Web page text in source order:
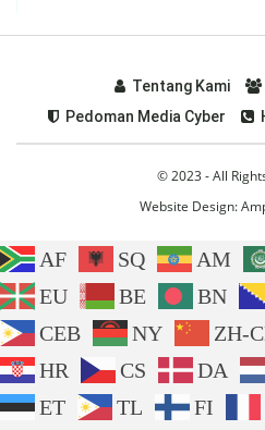
Tentang Kami
Pedoman Media Cyber
© 2023 - All
Website Design:
AF SQ AM
EU
BE BN
CEB
NY ZH-
HR
CS DA
ET
TL FI